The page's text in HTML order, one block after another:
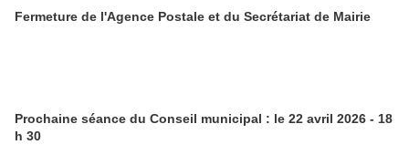
Fermeture de l'Agence Postale et du Secrétariat de Mairie
Prochaine séance du Conseil municipal : le 22 avril 2026 - 18
h 30